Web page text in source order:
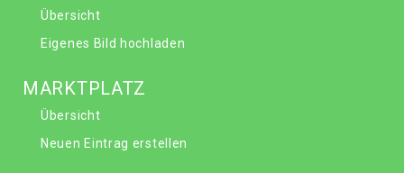
Übersicht
Eigenes Bild hochladen
MARKTPLATZ
Übersicht
Neuen Eintrag erstellen